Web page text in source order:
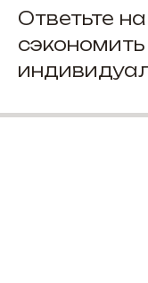
Ответьте